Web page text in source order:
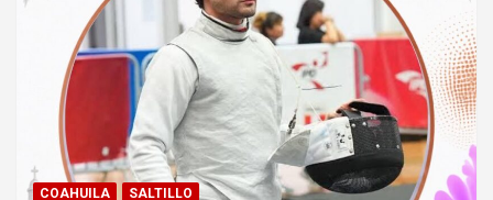
COAHUILA SALTILLO